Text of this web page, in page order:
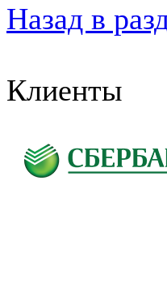
Назад в
Клиенты